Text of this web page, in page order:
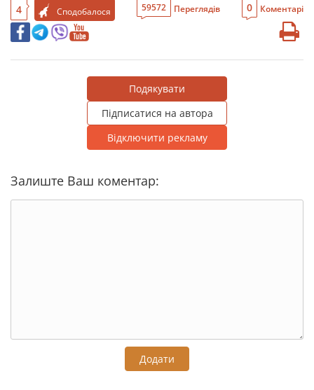
4 Сподобалося 59572 Переглядів 0 Коментарі
Подякувати
Підписатися на автора
Відключити рекламу
Залиште Ваш коментар:
Додати